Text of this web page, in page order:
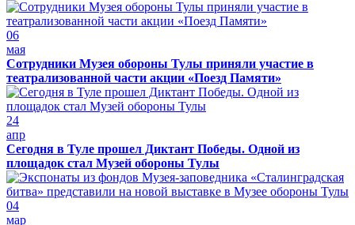
06
мая
Сотрудники Музея обороны Тулы приняли участие в
театрализованной части акции «Поезд Памяти»
24
апр
Сегодня в Туле прошел Диктант Победы. Одной из
площадок стал Музей обороны Тулы
04
мар